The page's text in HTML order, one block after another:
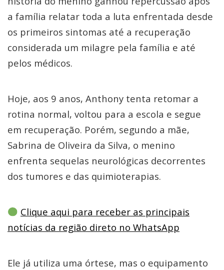
a família relatar toda a luta enfrentada desde
os primeiros sintomas até a recuperação
considerada um milagre pela família e até
pelos médicos.
Hoje, aos 9 anos, Anthony tenta retomar a
rotina normal, voltou para a escola e segue
em recuperação. Porém, segundo a mãe,
Sabrina de Oliveira da Silva, o menino
enfrenta sequelas neurológicas decorrentes
dos tumores e das quimioterapias.
Clique aqui para receber as principais
notícias da região direto no WhatsApp
Ele já utiliza uma órtese, mas o equipamento